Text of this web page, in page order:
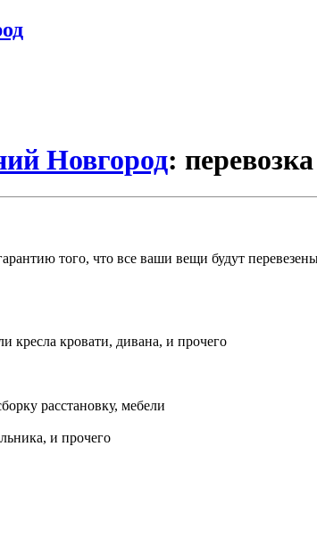
Новгород:
того, что все ваши вещи будут
кресла кровати, дивана, и прочего
расстановку, мебели
и прочего